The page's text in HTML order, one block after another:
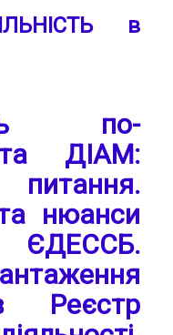
в
по-
ДІАМ:
нюанси
ЄДЕССБ.
Реєстр